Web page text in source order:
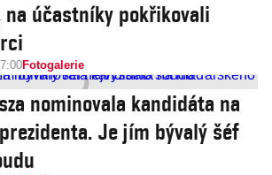
na účastníky pokřikovali
Fotogalerie
nominovala kandidáta na
Je jím bývalý šéf